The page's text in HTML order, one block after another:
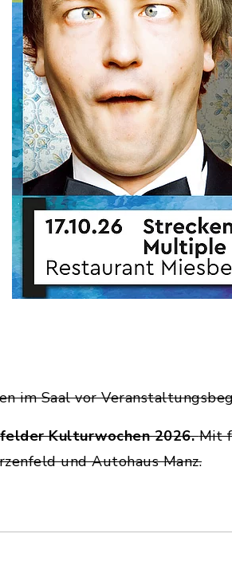
im Saal vor
Kulturwochen 2026.Mit
und Autohaus Manz.